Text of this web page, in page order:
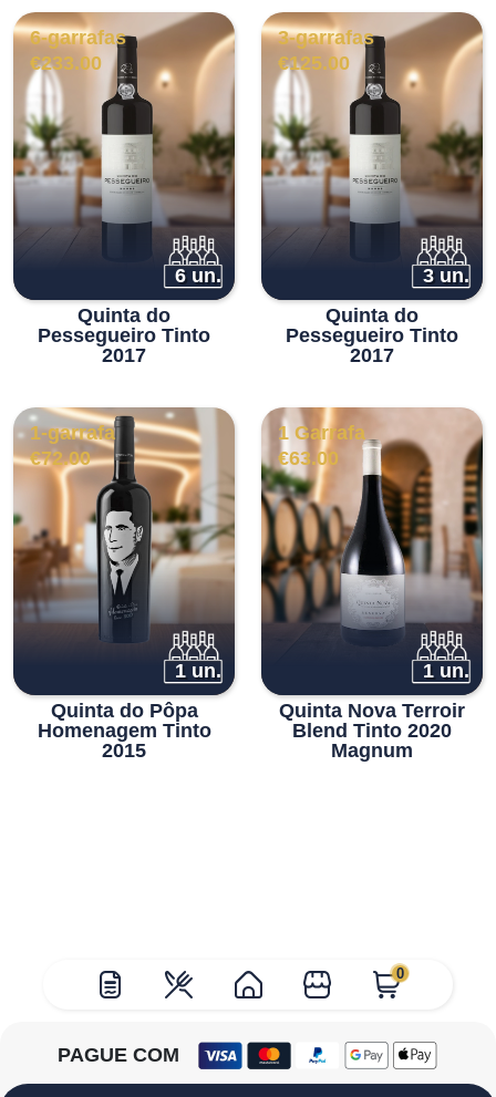
0
6-garrafas
€233.00
6 un.
Quinta do
Pessegueiro Tinto
2017
3-garrafas
€125.00
3 un.
Quinta do
Pessegueiro Tinto
2017
1-garrafa
€72.00
1 un.
Quinta do Pôpa
Homenagem Tinto
2015
1 Garrafa
€63.00
1 un.
Quinta Nova Terroir
Blend Tinto 2020
Magnum
PAGUE COM